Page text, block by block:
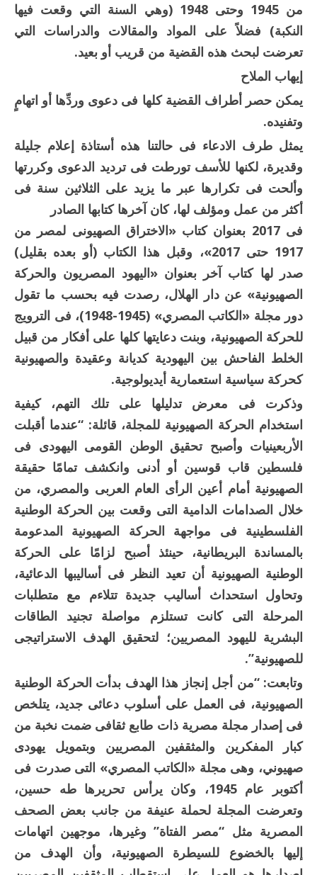
من 1945 وحتى 1948 (وهي السنة التي وقعت فيها
النكبة) فضلاً على المواد والمقالات والدراسات التي
تعرضت لبحث هذه القضية من قريب أو بعيد.
إيهاب الملاح
يمكن حصر أطراف القضية كلها فى دعوى وردِّها أو اتهامٍ
وتفنيده.
يمثل طرف الادعاء فى حالتنا هذه أستاذة إعلام جليلة
وقديرة، لكنها للأسف تورطت فى ترديد الدعوى وكررتها
وألحت فى تكرارها عبر ما يزيد على الثلاثين سنة فى
أكثر من عمل ومؤلف لها، كان آخرها كتابها الصادر
فى 2017 بعنوان كتاب «الاختراق الصهيونى لمصر من
1917 حتى 2017»، وقبل هذا الكتاب (أو بعده بقليل)
صدر لها كتاب آخر بعنوان «اليهود المصريون والحركة
الصهيونية» عن دار الهلال، رصدت فيه بحسب ما تقول
دور مجلة «الكاتب المصري» (1945-1948)، فى الترويج
للحركة الصهيونية، وبنت دعايتها كلها على أفكار من قبيل
الخلط الفاحش بين اليهودية كديانة وعقيدة والصهيونية
كحركة سياسية استعمارية أيديولوجية.
وذكرت فى معرض تدليلها على تلك التهم، كيفية
استخدام الحركة الصهيونية للمجلة، قائلة: “عندما أقبلت
الأربعينيات وأصبح تحقيق الوطن القومى اليهودى فى
فلسطين قاب قوسين أو أدنى وانكشف تمامًا حقيقة
الصهيونية أمام أعين الرأى العام العربى والمصري، من
خلال الصدامات الدامية التى وقعت بين الحركة الوطنية
الفلسطينية فى مواجهة الحركة الصهيونية المدعومة
بالمساندة البريطانية، حينئذ أصبح لزامًا على الحركة
الوطنية الصهيونية أن تعيد النظر فى أساليبها الدعائية،
وتحاول استحداث أساليب جديدة تتلاءم مع متطلبات
المرحلة التى كانت تستلزم مواصلة تجنيد الطاقات
البشرية لليهود المصريين؛ لتحقيق الهدف الاستراتيجى
للصهيونية”.
وتابعت: “من أجل إنجاز هذا الهدف بدأت الحركة الوطنية
الصهيونية، فى العمل على أسلوب دعائى جديد، يتلخص
فى إصدار مجلة مصرية ذات طابع ثقافى ضمت نخبة من
كبار المفكرين والمثقفين المصريين وبتمويل يهودى
صهيوني، وهى مجلة «الكاتب المصري» التى صدرت فى
أكتوبر عام 1945، وكان يرأس تحريرها طه حسين،
وتعرضت المجلة لحملة عنيفة من جانب بعض الصحف
المصرية مثل “مصر الفتاة” وغيرها، موجهين اتهامات
إليها بالخضوع للسيطرة الصهيونية، وأن الهدف من